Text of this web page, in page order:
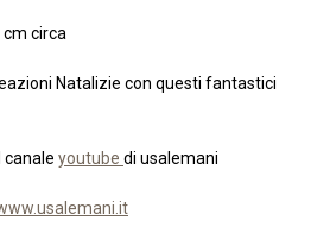
cm circa
Natalizie con questi fantastici
canale youtube di usalemani